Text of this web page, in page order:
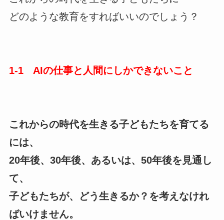
どのような教育をすればいいのでしょう？
1-1 AIの仕事と人間にしかできないこと
これからの時代を生きる子どもたちを育てる
には、
20年後、30年後、あるいは、50年後を見通し
て、
子どもたちが、どう生きるか？を考えなけれ
ばいけません。